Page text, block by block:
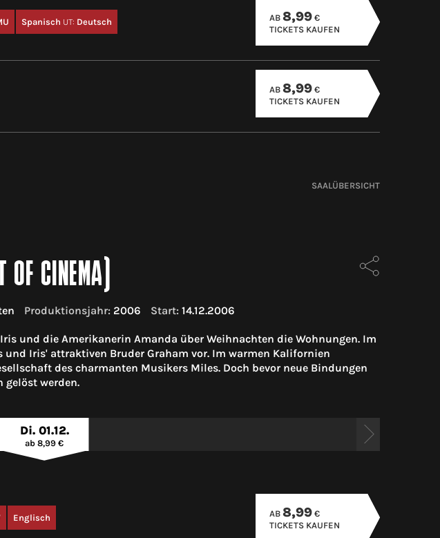
Spanisch UT: Deutsch AB 8,99€
TICKETS KAUFEN
AB 8,99€
TICKETS KAUFEN
SAALÜBERSICHT
CINEMA)
Produktionsjahr: 2006 Start: 14.12.2006
und die Amerikanerin Amanda über Weihnachten die Wohnungen. Im
Iris' attraktiven Bruder Graham vor. Im warmen Kalifornien
des charmanten Musikers Miles. Doch bevor neue Bindungen
gelöst werden.
Di. 01.12.
ab 8,99 €
Englisch AB 8,99€
TICKETS KAUFEN